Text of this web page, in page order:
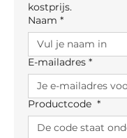
kostprijs.
Naam *
E-mailadres *
Productcode *